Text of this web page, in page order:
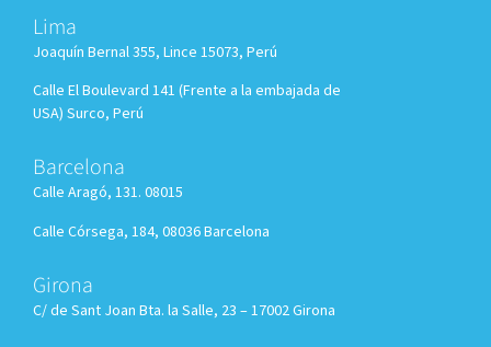
Lima
Joaquín Bernal 355, Lince 15073, Perú
Calle El Boulevard 141 (Frente a la embajada de
USA) Surco, Perú
Barcelona
Calle Aragó, 131. 08015
Calle Córsega, 184, 08036 Barcelona
Girona
C/ de Sant Joan Bta. la Salle, 23 – 17002 Girona